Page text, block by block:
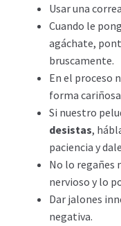
Usar una
Cuando le
agáchate,
bruscamente.
En el proceso
forma
Si nuestro
desistas,
paciencia y
No lo regañes
nervioso y lo
Dar jalones
negativa.